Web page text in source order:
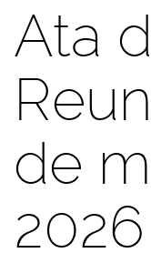
Ata
de
2026